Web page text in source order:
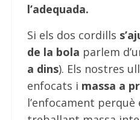
l’adequada.
Si els dos cordills
de la bola parlem
a dins). Els nostres
enfocats i massa a
l’enfocament perquè